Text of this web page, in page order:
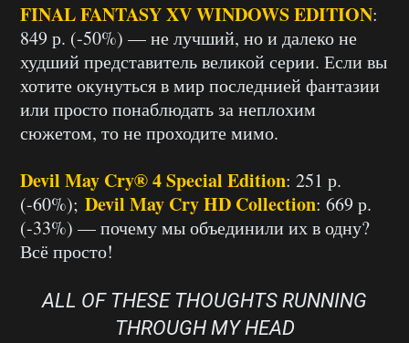
FINAL FANTASY XV WINDOWS EDITION:
849 р. (-50%) — не лучший, но и далеко не
худший представитель великой серии. Если вы
хотите окунуться в мир последнией фантазии
или просто понаблюдать за неплохим
сюжетом, то не проходите мимо.
Devil May Cry® 4 Special Edition: 251 р.
(-60%); Devil May Cry HD Collection: 669 р.
(-33%) — почему мы объединили их в одну?
Всё просто!
ALL OF THESE THOUGHTS RUNNING
THROUGH MY HEAD